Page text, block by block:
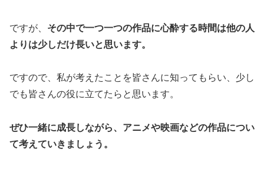
ですが、 その中で一つ一つの作品に心酔する時間は他の人
よりは少しだけ長いと思います。
ですので、私が考えたことを皆さんに知ってもらい、少し
でも皆さんの役に立てたらと思います。
ぜひ一緒に成長しながら、アニメや映画などの作品につい
て考えていきましょう。